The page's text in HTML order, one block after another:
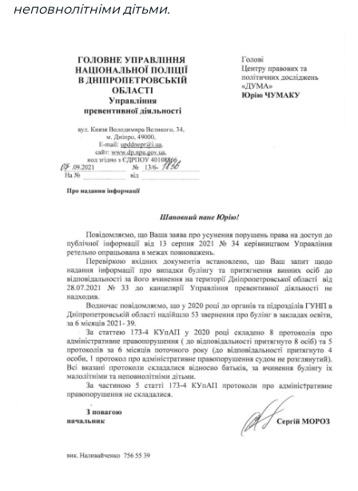
неповнолітніми дітьми.